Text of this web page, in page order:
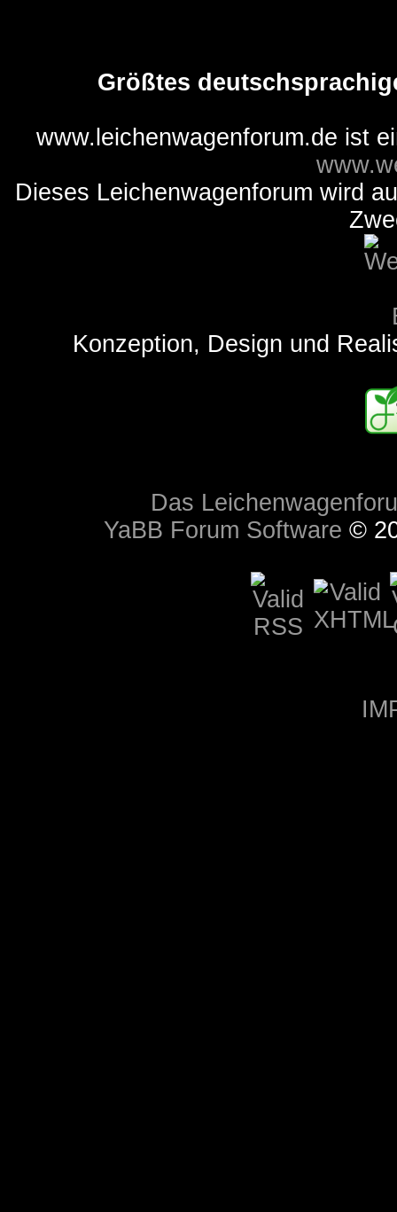
Größtes
www.leichenwagenforum.de ist
Dieses Leichenwagenforum wird
Konzeption, Design und
Das
YaBB Forum Software ©